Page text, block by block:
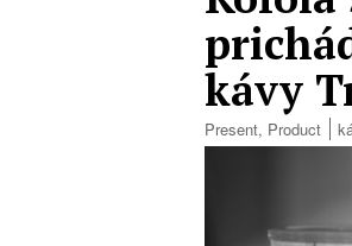
kávy
Present, Product